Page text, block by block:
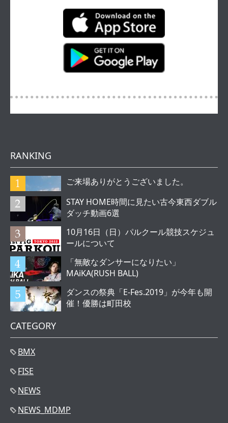
RANKING
ご来場ありがとうございました。
STAY HOME時間に見たい古今東西ダブル
ダッチ動画6選
10月16日（日）パルクール競技スケジュ
ールについて
「無敵なダンサーになりたい」
MAiKA(RUSH BALL)
ダンスの祭典「E-Fes.2019」が今年も開
催！優勝は町田校
CATEGORY
BMX
FISE
NEWS
NEWS_MDMP